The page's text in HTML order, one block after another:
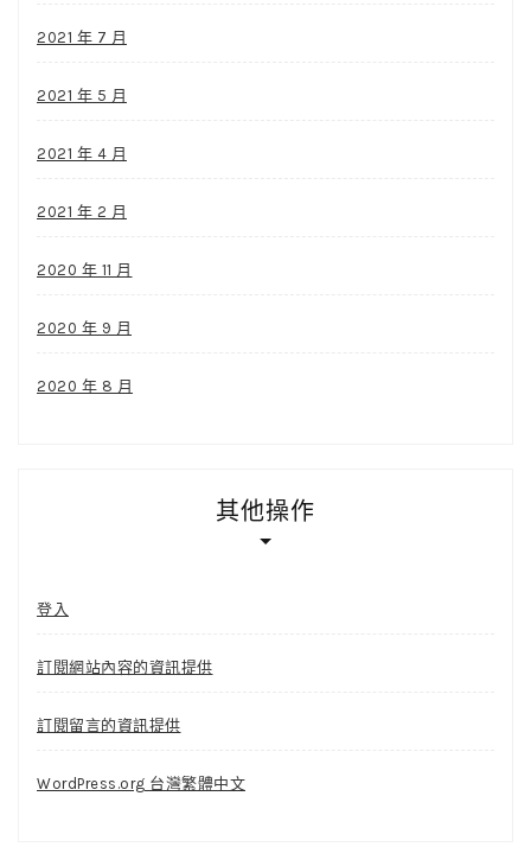
2021 年 7 月
2021 年 5 月
2021 年 4 月
2021 年 2 月
2020 年 11 月
2020 年 9 月
2020 年 8 月
其他操作
登入
訂閱網站內容的資訊提供
訂閱留言的資訊提供
WordPress.org 台灣繁體中文